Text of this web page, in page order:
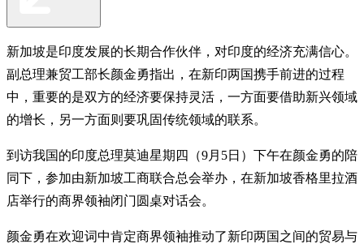
新加坡是印度发展的长期合作伙伴，对印度的经济充满信心。
副总理兼贸工部长颜金勇指出，在新印两国携手前进的过程
中，重要的是双方的经济要保持灵活，一方面要借助新兴领域
的增长，另一方面则要巩固传统领域的联系。
到访我国的印度总理莫迪星期四（9月5日）下午在颜金勇的陪
同下，参加由新加坡工商联合总会举办，在新加坡香格里拉酒
店举行的商界领袖闭门圆桌对话会。
颜金勇在欢迎词中肯定商界领袖推动了新印两国之间的贸易与